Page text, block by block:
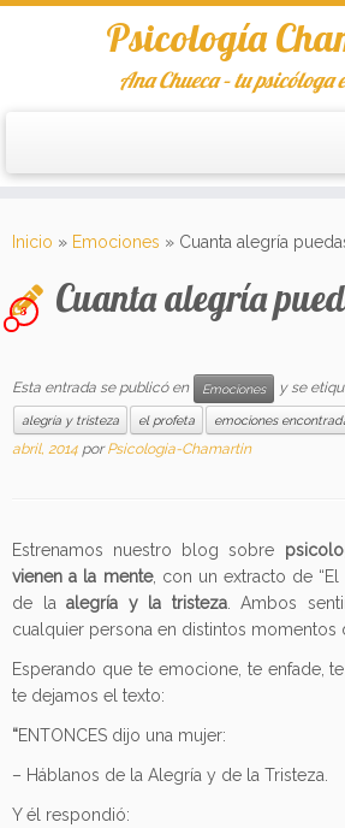
Psicología
Ana Chueca – tu psicóloga
Inicio » Emociones » Cuanta alegría
Cuanta alegría
3
Esta entrada se publicó en Emociones y se
alegría y tristeza el profeta emociones
abril, 2014 porPsicologia-Chamartin
Estrenamos nuestro blog sobre
vienen a la mente, con un extracto de
de laalegría y la tristeza. Ambos
cualquier persona en distintos momentos
Esperando que te emocione, te enfade,
te dejamos el texto:
“ENTONCES dijo una mujer:
– Háblanos de la Alegría y de la Tristeza.
Y él respondió: